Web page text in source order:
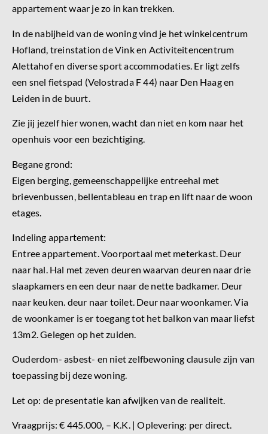
appartement waar je zo in kan trekken.
In de nabijheid van de woning vind je het winkelcentrum
Hofland, treinstation de Vink en Activiteitencentrum
Alettahof en diverse sport accommodaties. Er ligt zelfs
een snel fietspad (Velostrada F 44) naar Den Haag en
Leiden in de buurt.
Zie jij jezelf hier wonen, wacht dan niet en kom naar het
openhuis voor een bezichtiging.
Begane grond:
Eigen berging, gemeenschappelijke entreehal met
brievenbussen, bellentableau en trap en lift naar de woon
etages.
Indeling appartement:
Entree appartement. Voorportaal met meterkast. Deur
naar hal. Hal met zeven deuren waarvan deuren naar drie
slaapkamers en een deur naar de nette badkamer. Deur
naar keuken. deur naar toilet. Deur naar woonkamer. Via
de woonkamer is er toegang tot het balkon van maar liefst
13m2. Gelegen op het zuiden.
Ouderdom- asbest- en niet zelfbewoning clausule zijn van
toepassing bij deze woning.
Let op: de presentatie kan afwijken van de realiteit.
Vraagprijs: € 445.000, – K.K. | Oplevering: per direct.